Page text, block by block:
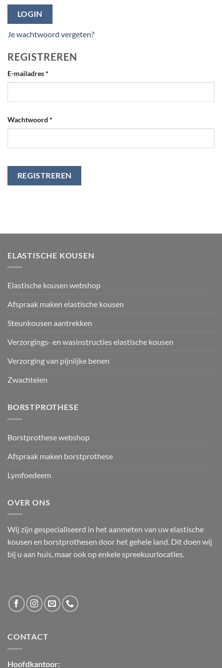
LOGIN
Je wachtwoord vergeten?
REGISTREREN
E-mailadres*
Wachtwoord *
REGISTREREN
ELASTISCHE KOUSEN
Elastische kousen webshop
Afspraak maken elastische kousen
Steunkousen aantrekken
Verzorgings- en wasinstructies elastische kousen
Verzorging van pijnlijke benen
Zwachtelen
BORSTPROTHESE
Borstprothese webshop
Afspraak maken borstprothese
Lymfoedeem
OVER ONS
Wij zijn gespecialiseerd in het aanmeten van uw elastische
kousen en borstprothesen door het gehele land. Dit doen wij
bij u aan huis, maar ook op enkele spreekuurlocaties.
CONTACT
Hoofdkantoor: